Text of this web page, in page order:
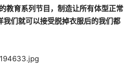
教育系列节目，制造让所有体型正常
我们就可以接受脱掉衣服后的我们都